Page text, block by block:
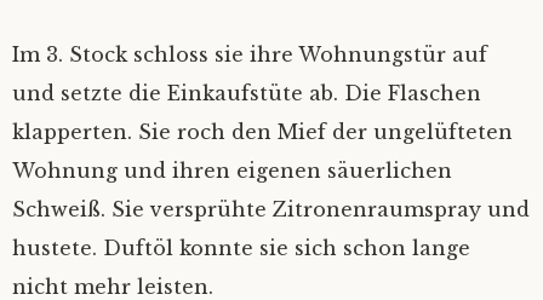
Im 3. Stock schloss sie ihre Wohnungstür auf
und setzte die Einkaufstüte ab. Die Flaschen
klapperten. Sie roch den Mief der ungelüfteten
Wohnung und ihren eigenen säuerlichen
Schweiß. Sie versprühte Zitronenraumspray und
hustete. Duftöl konnte sie sich schon lange
nicht mehr leisten.